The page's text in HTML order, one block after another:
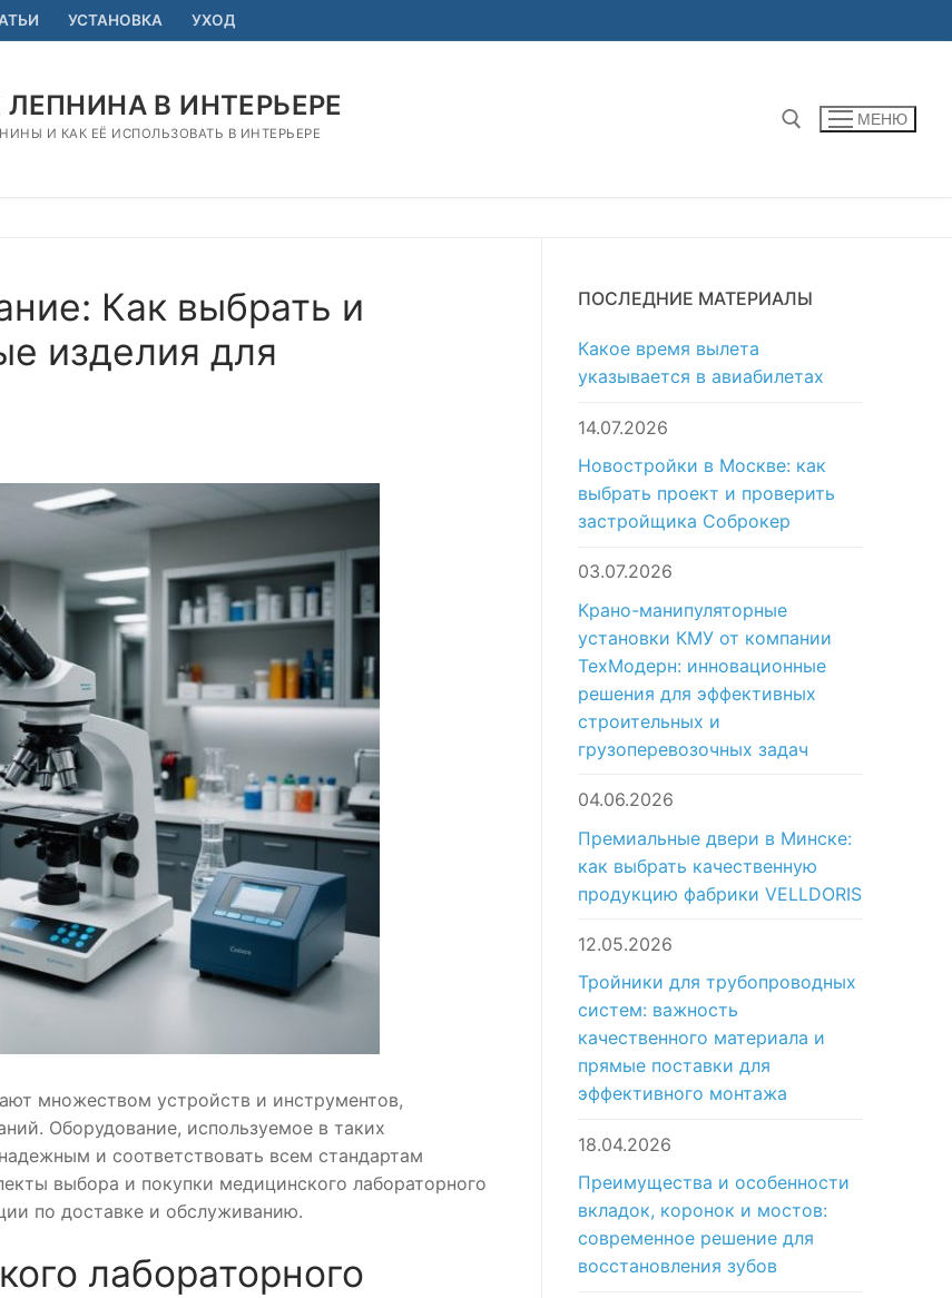
УСТАНОВКА УХОД
В ИНТЕРЬЕРЕ
И КАК ЕЁ ИСПОЛЬЗОВАТЬ В ИНТЕРЬЕРЕ
МЕНЮ
Как выбрать и
изделия для
множеством устройств и инструментов,
Оборудование, используемое в таких
и соответствовать всем стандартам
выбора и покупки медицинского лабораторного
по доставке и обслуживанию.
лабораторного
ПОСЛЕДНИЕ МАТЕРИАЛЫ
Какое время вылета
указывается в авиабилетах
14.07.2026
Новостройки в Москве: как
выбрать проект и проверить
застройщика Соброкер
03.07.2026
Крано-манипуляторные
установки КМУ от компании
ТехМодерн: инновационные
решения для эффективных
строительных и
грузоперевозочных задач
04.06.2026
Премиальные двери в Минске:
как выбрать качественную
продукцию фабрики VELLDORIS
12.05.2026
Тройники для трубопроводных
систем: важность
качественного материала и
прямые поставки для
эффективного монтажа
18.04.2026
Преимущества и особенности
вкладок, коронок и мостов:
современное решение для
восстановления зубов